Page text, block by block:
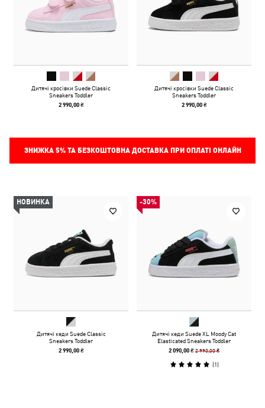
Дитячі кросівки Suede Classic
Sneakers Toddler
2 990,00 ₴
Дитячі кросівки Suede Classic
Sneakers Toddler
2 990,00 ₴
ЗНИЖКА 5%ТА БЕЗКОШТОВНА ДОСТАВКА ПРИ ОПЛАТІ ОНЛАЙН
НОВИНКА
Дитячі кеди Suede Classic
Sneakers Toddler
2 990,00 ₴
-30%
Дитячі кеди Suede XL Moody Cat
Elasticated Sneakers Toddler
2 090,00 ₴2 990,00 ₴
(1)